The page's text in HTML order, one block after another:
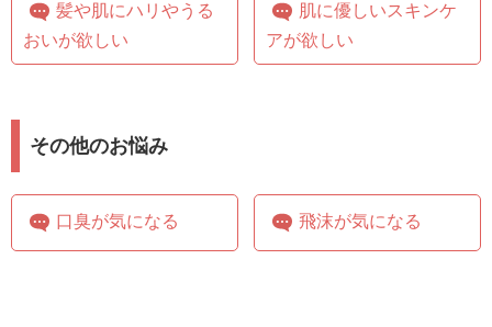
髪や肌にハリやうる
おいが欲しい
肌に優しいスキンケ
アが欲しい
その他のお悩み
口臭が気になる 飛沫が気になる